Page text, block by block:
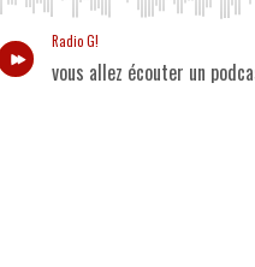
Radio G!
vous allez écouter un